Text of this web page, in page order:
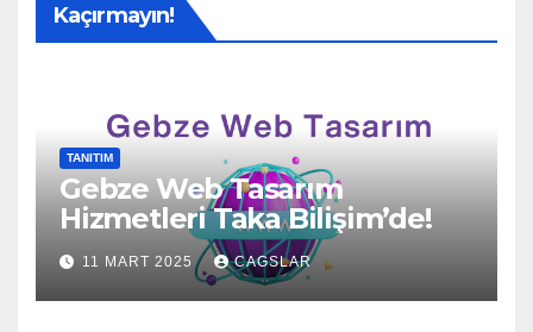
Kaçırmayın!
TANITIM
Gebze Web Tasarım
Hizmetleri Taka Bilişim’de!
11 MART 2025 CAGSLAR